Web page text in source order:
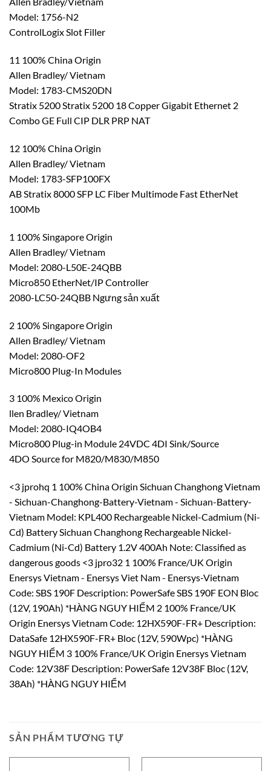
Model: 1756-N2
ControlLogix Slot Filler
11 100% China Origin
Allen Bradley/ Vietnam
Model: 1783-CMS20DN
Stratix 5200 Stratix 5200 18 Copper Gigabit Ethernet 2
Combo GE Full CIP DLR PRP NAT
12 100% China Origin
Allen Bradley/ Vietnam
Model: 1783-SFP100FX
AB Stratix 8000 SFP LC Fiber Multimode Fast EtherNet
100Mb
1 100% Singapore Origin
Allen Bradley/ Vietnam
Model: 2080-L50E-24QBB
Micro850 EtherNet/IP Controller
2080-LC50-24QBB Ngưng sản xuất
2 100% Singapore Origin
Allen Bradley/ Vietnam
Model: 2080-OF2
Micro800 Plug-In Modules
3 100% Mexico Origin
llen Bradley/ Vietnam
Model: 2080-IQ4OB4
Micro800 Plug-in Module 24VDC 4DI Sink/Source
4DO Source for M820/M830/M850
<3 jprohq 1 100% China Origin Sichuan Changhong Vietnam
- Sichuan-Changhong-Battery-Vietnam - Sichuan-Battery-
Vietnam Model: KPL400 Rechargeable Nickel-Cadmium (Ni-
Cd) Battery Sichuan Changhong Rechargeable Nickel-
Cadmium (Ni-Cd) Battery 1.2V 400Ah Note: Classified as
dangerous goods <3 jpro32 1 100% France/UK Origin
Enersys Vietnam - Enersys Viet Nam - Enersys-Vietnam
Code: SBS 190F Description: PowerSafe SBS 190F EON Bloc
(12V, 190Ah) *HÀNG NGUY HIỂM 2 100% France/UK
Origin Enersys Vietnam Code: 12HX590F-FR+ Description:
DataSafe 12HX590F-FR+ Bloc (12V, 590Wpc) *HÀNG
NGUY HIỂM 3 100% France/UK Origin Enersys Vietnam
Code: 12V38F Description: PowerSafe 12V38F Bloc (12V,
38Ah) *HÀNG NGUY HIỂM
SẢN PHẨM TƯƠNG TỰ